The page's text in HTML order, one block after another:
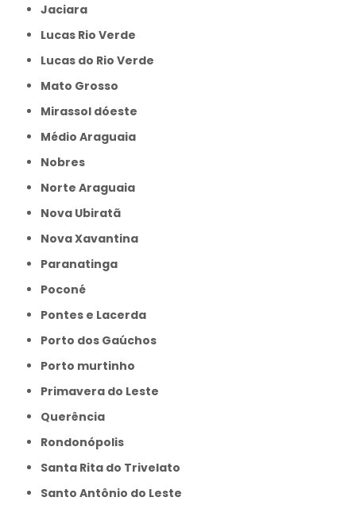
Jaciara
Lucas Rio Verde
Lucas do Rio Verde
Mato Grosso
Mirassol dóeste
Médio Araguaia
Nobres
Norte Araguaia
Nova Ubiratã
Nova Xavantina
Paranatinga
Poconé
Pontes e Lacerda
Porto dos Gaúchos
Porto murtinho
Primavera do Leste
Querência
Rondonópolis
Santa Rita do Trivelato
Santo Antônio do Leste